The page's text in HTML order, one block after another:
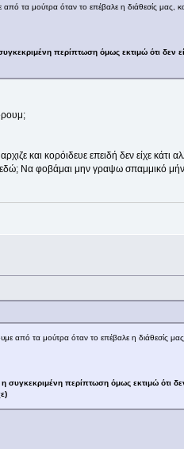
από τα μούτρα όταν το επέβαλε η διάθεσίς
περίπτωση όμως εκτιμώ ότι
και κορόιδευε επειδή δεν είχε
Να φοβάμαι μην γραψω σπαμμικό
από τα μούτρα όταν το επέβαλε η διάθεσίς
συγκεκριμένη περίπτωση όμως εκτιμώ ότι